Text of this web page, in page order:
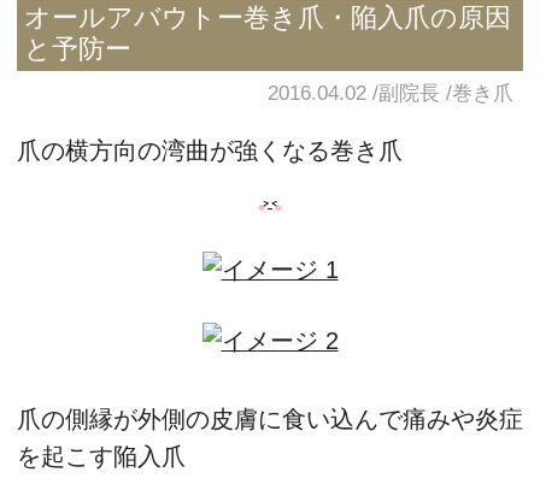
オールアバウトー巻き爪・陥入爪の原因
と予防ー
2016.04.02 副院長 巻き爪
爪の横方向の湾曲が強くなる巻き爪
爪の側縁が外側の皮膚に食い込んで痛みや炎症
を起こす陥入爪